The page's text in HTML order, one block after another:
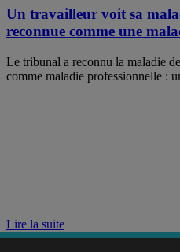
Un travailleur voit sa
reconnue comme une
Le tribunal a reconnu la maladie
comme maladie professionnelle :
Lire la suite